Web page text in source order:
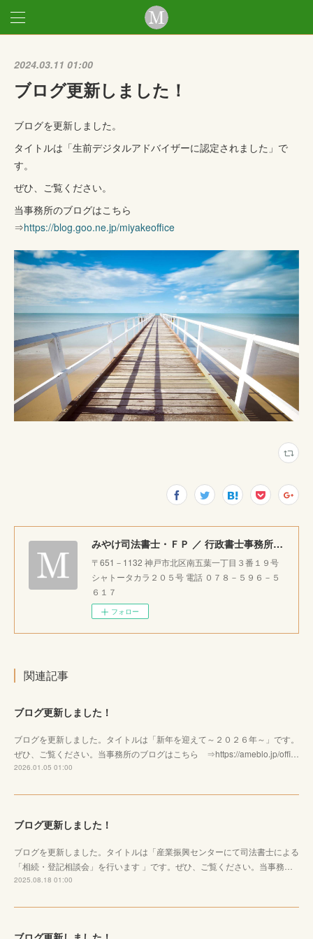
2024.03.11 01:00
ブログ更新しました！
ブログを更新しました。
タイトルは「生前デジタルアドバイザーに認定されました」で
す。
ぜひ、ご覧ください。
当事務所のブログはこちら
⇒https://blog.goo.ne.jp/miyakeoffice
みやけ司法書士・ＦＰ ／ 行政書士事務所 ｜神戸市北区で相続・成年後見・生前整理のご相談をお受けしています。
〒651－1132 神戸市北区南五葉一丁目３番１９号
シャトータカラ２０５号 電話 ０７８－５９６－５
６１７
フォロー
関連記事
ブログ更新しました！
ブログを更新しました。タイトルは「新年を迎えて～２０２６年～」です。
ぜひ、ご覧ください。当事務所のブログはこちら ⇒https://ameblo.jp/offi…
2026.01.05 01:00
ブログ更新しました！
ブログを更新しました。タイトルは「産業振興センターにて司法書士による
「相続・登記相談会」を行います 」です。ぜひ、ご覧ください。当事務…
2025.08.18 01:00